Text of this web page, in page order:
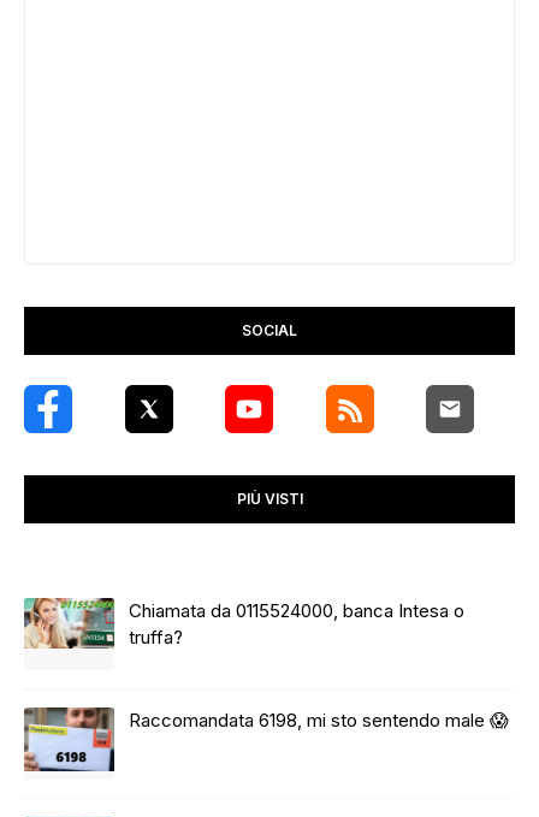
SOCIAL
PIÙ VISTI
Chiamata da 0115524000, banca Intesa o
truffa?
Raccomandata 6198, mi sto sentendo male 😱